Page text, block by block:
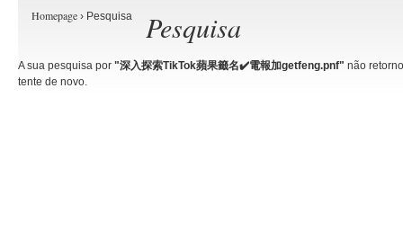
Homepage › Pesquisa Pesquisa
A sua pesquisa por "深入探索TikTok蘋果籤名✔️電報加getfeng.pnf" não
tente de novo.